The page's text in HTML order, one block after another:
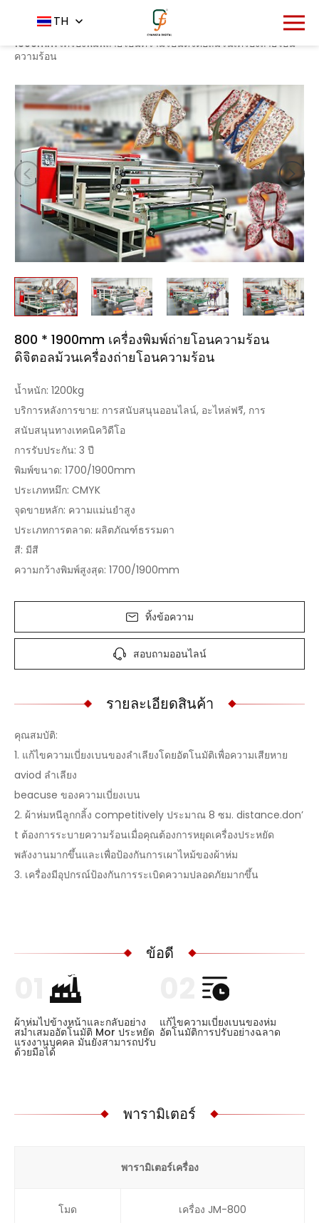
TH
หน้าหลัก เครื่องโอนความร้อน
800 *
1900mm เครื่องพิมพ์ถ่ายโอนความร้อนดิจิตอลม้วนเครื่องถ่ายโอน
ความร้อน
800 * 1900mm เครื่องพิมพ์ถ่ายโอนความร้อน
ดิจิตอลม้วนเครื่องถ่ายโอนความร้อน
น้ำหนัก: 1200kg
บริการหลังการขาย: การสนับสนุนออนไลน์, อะไหล่ฟรี, การ
สนับสนุนทางเทคนิควิดีโอ
การรับประกัน: 3 ปี
พิมพ์ขนาด: 1700/1900mm
ประเภทหมึก: CMYK
จุดขายหลัก: ความแม่นยำสูง
ประเภทการตลาด: ผลิตภัณฑ์ธรรมดา
สี: มีสี
ความกว้างพิมพ์สูงสุด: 1700/1900mm
ทิ้งข้อความ
สอบถามออนไลน์
รายละเอียดสินค้า
คุณสมบัติ:
1. แก้ไขความเบี่ยงเบนของลำเลียงโดยอัตโนมัติเพื่อความเสียหาย
aviod ลำเลียง
beacuse ของความเบี่ยงเบน
2. ผ้าห่มหนีลูกกลิ้ง competitively ประมาณ 8 ซม. distance.don’
t ต้องการระบายความร้อนเมื่อคุณต้องการหยุดเครื่องประหยัด
พลังงานมากขึ้นและเพื่อป้องกันการเผาไหม้ของผ้าห่ม
3. เครื่องมีอุปกรณ์ป้องกันการระเบิดความปลอดภัยมากขึ้น
ข้อดี
ผ้าห่มไปข้างหน้าและกลับอย่าง
สม่ำเสมออัตโนมัติ Mor ประหยัด
แรงงานบุคคล มันยังสามารถปรับ
ด้วยมือได้
แก้ไขความเบี่ยงเบนของห่ม
อัตโนมัติการปรับอย่างฉลาด
พารามิเตอร์
พารามิเตอร์เครื่อง
โมด เครื่อง JM-800